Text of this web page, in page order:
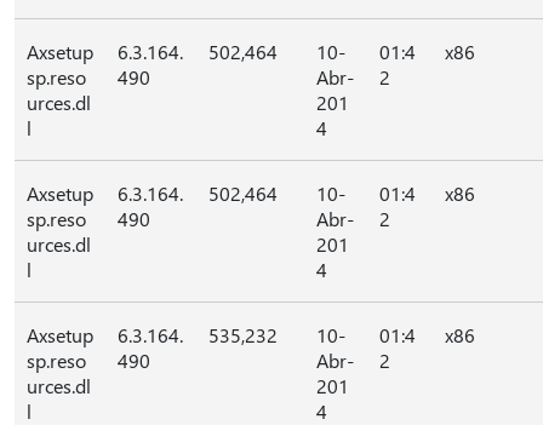
Axsetup
sp.reso
urces.dl
l
6.3.164.
490
502,464
10-
Abr-
201
4
01:4
2
x86
Axsetup
sp.reso
urces.dl
l
6.3.164.
490
502,464
10-
Abr-
201
4
01:4
2
x86
Axsetup
sp.reso
urces.dl
l
6.3.164.
490
535,232
10-
Abr-
201
4
01:4
2
x86